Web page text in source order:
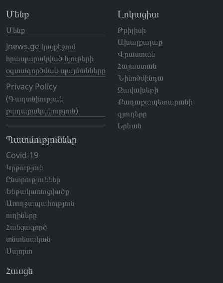
Մենք
Մենք
Jnews.ge կայքէջում
հրապարակված նյութերի
օգտագործման պայմանները
Privacy Policy
(Գաղտնիության
քաղաքականություն)
Պատմություններ
Covid-19
Կրթություն
Ընտրություններ
Ենթակառուցվածք
Առողջապահություն
ուղիները
Հանցագործ
տնտեսական
Սպորտ
Լոկացիա
Թբիլիսի
Ախալքալաք
Վրաստան
Հայաստան
Նինոծմինդա
Ջավախեթի
Քաղաքապետարանի
գյուղերը
Երևան
Հասցե